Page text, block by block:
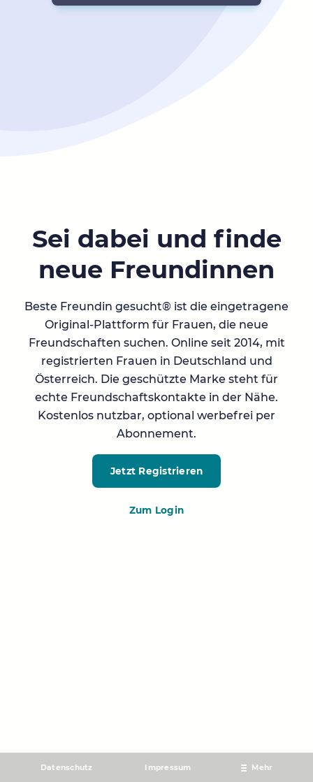
Sei dabei und finde
neue Freundinnen
Beste Freundin gesucht® ist die eingetragene
Original-Plattform für Frauen, die neue
Freundschaften suchen. Online seit 2014, mit
registrierten Frauen in Deutschland und
Österreich. Die geschützte Marke steht für
echte Freundschaftskontakte in der Nähe.
Kostenlos nutzbar, optional werbefrei per
Abonnement.
Jetzt Registrieren
Zum Login
Datenschutz Impressum Mehr